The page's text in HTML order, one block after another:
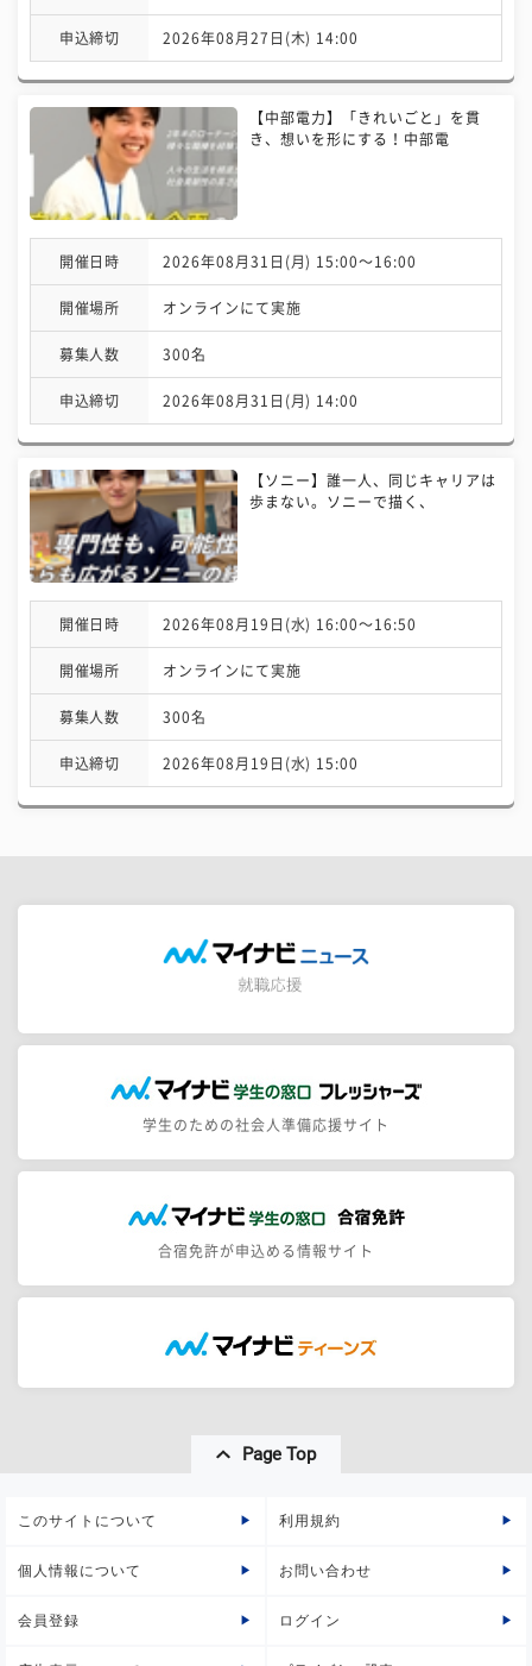
申込締切 2026年08月27日(木) 14:00
【中部電力】「きれいごと」を貫
き、想いを形にする！中部電
開催日時 2026年08月31日(月) 15:00〜16:00
開催場所 オンラインにて実施
募集人数 300名
申込締切 2026年08月31日(月) 14:00
【ソニー】誰一人、同じキャリアは
歩まない。ソニーで描く、
開催日時 2026年08月19日(水) 16:00〜16:50
開催場所 オンラインにて実施
募集人数 300名
申込締切 2026年08月19日(水) 15:00
学生のための社会人準備応援サイト
合宿免許が申込める情報サイト
Page Top
このサイトについて 利用規約
個人情報について お問い合わせ
会員登録 ログイン